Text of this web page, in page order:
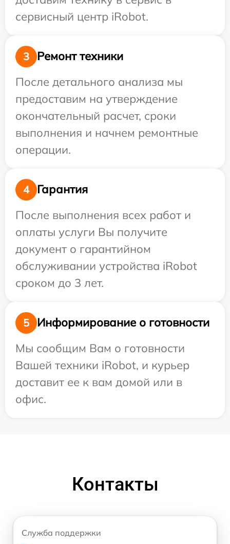
сервисный центр iRobot.
3
Ремонт техники
После детального анализа мы
предоставим на утверждение
окончательный расчет, сроки
выполнения и начнем ремонтные
операции.
4
Гарантия
После выполнения всех работ и
оплаты услуги Вы получите
документ о гарантийном
обслуживании устройства iRobot
сроком до 3 лет.
5
Информирование о готовности
Мы сообщим Вам о готовности
Вашей техники iRobot, и курьер
доставит ее к вам домой или в
офис.
Контакты
Служба поддержки